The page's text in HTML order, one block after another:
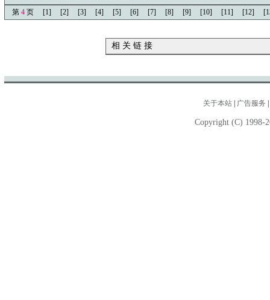
第 4 页 [1] [2] [3] [4] [5] [6] [7] [8] [9] [10] [11] [12]
相 关 链 接
关于本站 广告服务
Copyright (C) 1998-